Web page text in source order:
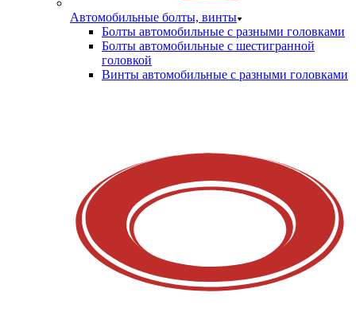
Автомобильные болты, винты
Болты автомобильные с разными головками
Болты автомобильные с шестигранной
головкой
Винты автомобильные с разными головками